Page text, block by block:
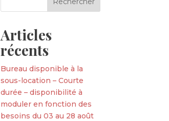
Articles
récents
Bureau disponible à la
sous-location – Courte
durée – disponibilité à
moduler en fonction des
besoins du 03 au 28 août